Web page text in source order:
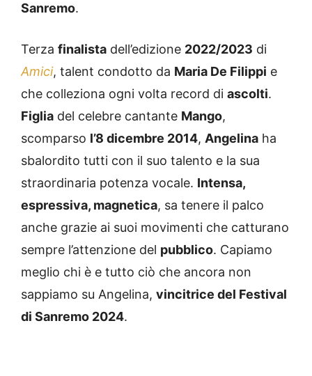
Sanremo.
Terza finalista dell’edizione 2022/2023 di
Amici, talent condotto da Maria De Filippi e
che colleziona ogni volta record di ascolti.
Figlia del celebre cantante Mango,
scomparso l’8 dicembre 2014, Angelina ha
sbalordito tutti con il suo talento e la sua
straordinaria potenza vocale. Intensa,
espressiva, magnetica, sa tenere il palco
anche grazie ai suoi movimenti che catturano
sempre l’attenzione del pubblico. Capiamo
meglio chi è e tutto ciò che ancora non
sappiamo su Angelina, vincitrice del Festival
di Sanremo 2024.